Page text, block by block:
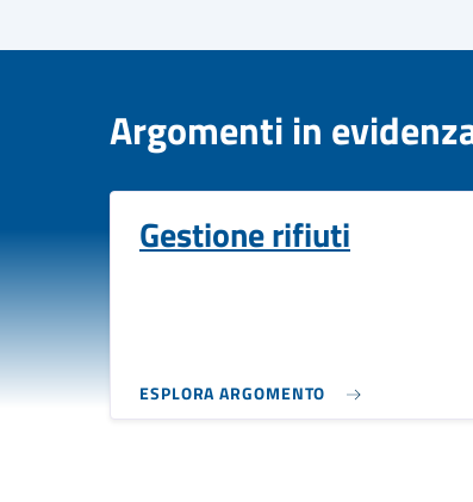
Argomenti in
Gestione rifiuti
ESPLORA ARGOMENTO